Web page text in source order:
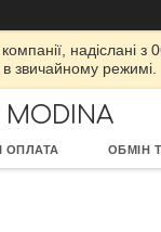
надіслані
звичайному режимі.
ОПЛАТА ОБМІН